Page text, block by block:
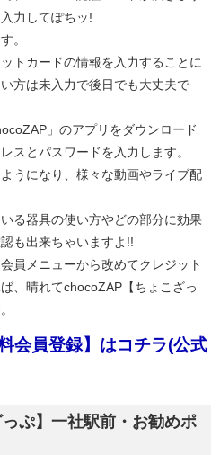
力してぽちッ!
。
トカードの情報を入力することに
方は未入力で後日でも大丈夫で
」のアプリをダウンロード
スとパスワードを入力します。
うになり、様々な動画やライブ配
る器具の使い方やどの部分に効果
も出来ちゃいますよ!!
員メニューから改めてクレジット
、晴れてchocoZAP【ちょこざっ
会員登録】はコチラ(公式
ぷ】一社駅前・お勧めポ